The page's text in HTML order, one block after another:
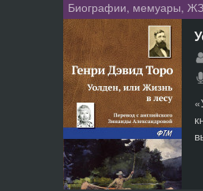
Биографии, мемуары,